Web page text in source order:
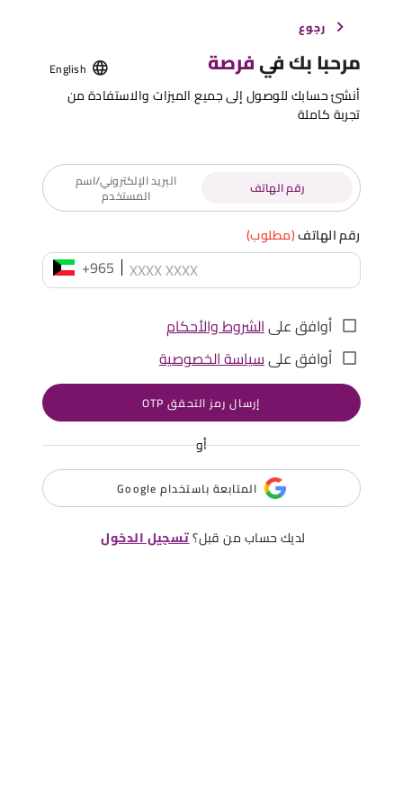
رجوع
مرحبا بك فيفرصة English
أنشئ حسابك للوصول إلى جميع الميزات والاستفادة من
تجربة كاملة
رقم الهاتف البريد الإلكتروني/اسم
المستخدم
رقم الهاتف(مطلوب)
+965
أوافق علىالشروط والأحكام
أوافق علىسياسة الخصوصية
إرسال رمز التحقق OTP
أو
المتابعة باستخدام Google
لديك حساب من قبل؟تسجيل الدخول